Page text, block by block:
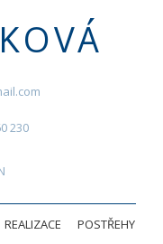
230
REALIZACE POSTŘEHY